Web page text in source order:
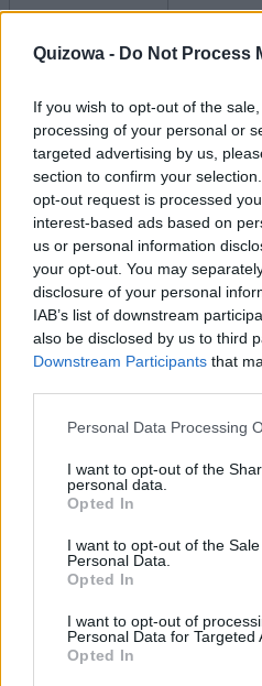
Quizowa - Do Not Process
If you wish to opt-out of the
processing of your personal or
targeted advertising by us,
section to confirm your
opt-out request is processed
interest-based ads based on
us or personal information
your opt-out. You may
disclosure of your personal
IAB’s list of downstream
also be disclosed by us to third
Downstream Participants that
Personal Data Processing
I want to opt-out of the
personal data.
Opted In
I want to opt-out of the
Personal Data.
Opted In
I want to opt-out of
Personal Data for Targeted
Opted In
spra...
Filmy
Czy uzupełnisz
filmu...
Rozrywka
Jak ostry jest Twój